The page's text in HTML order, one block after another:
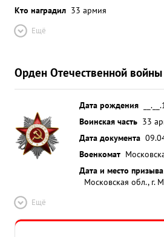
Кто наградил 33 армия
Ещё
Орден Отечественной войны
Дата рождения
Воинская часть 33
Дата документа
Военкомат
Дата и место призыва
Московская обл., г.
Ещё